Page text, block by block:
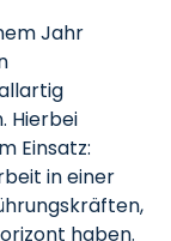
Jahr
Hierbei
Einsatz:
in einer
haben.